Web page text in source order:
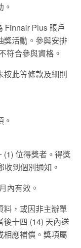
Finnair Plus 賬戶
獎活動。參與安排
符合參與資格。
按此等條款及細則
(1) 位得獎者。得獎
到個別通知。
內有效。
料，或因非主辦單
十四 (14) 天內送
相應補償。獎項屬